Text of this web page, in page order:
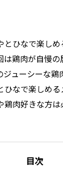
ひなで楽しめ
は鶏肉が自慢
ューシーな鶏
ひなで楽しめ
肉好きな方は
目次